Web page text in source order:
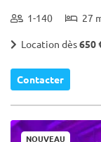
1-140 27
Location dès650
Contacter
NOUVEAU